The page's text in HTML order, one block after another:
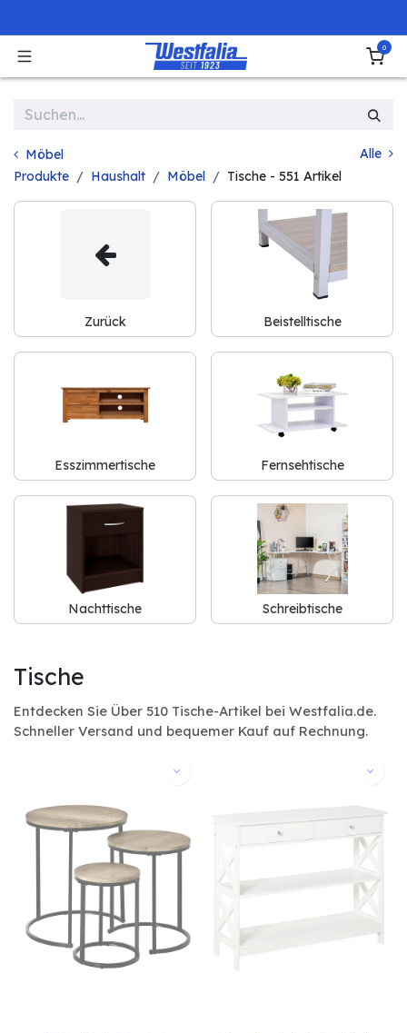
0
Möbel
Alle
Produkte
Haushalt Möbel Tische - 551 Artikel
Zurück Beistelltische
Esszimmertische Fernsehtische
Nachttische Schreibtische
Tische
Entdecken Sie Über 510 Tische-Artikel bei Westfalia.de.
Schneller Versand und bequemer Kauf auf Rechnung.